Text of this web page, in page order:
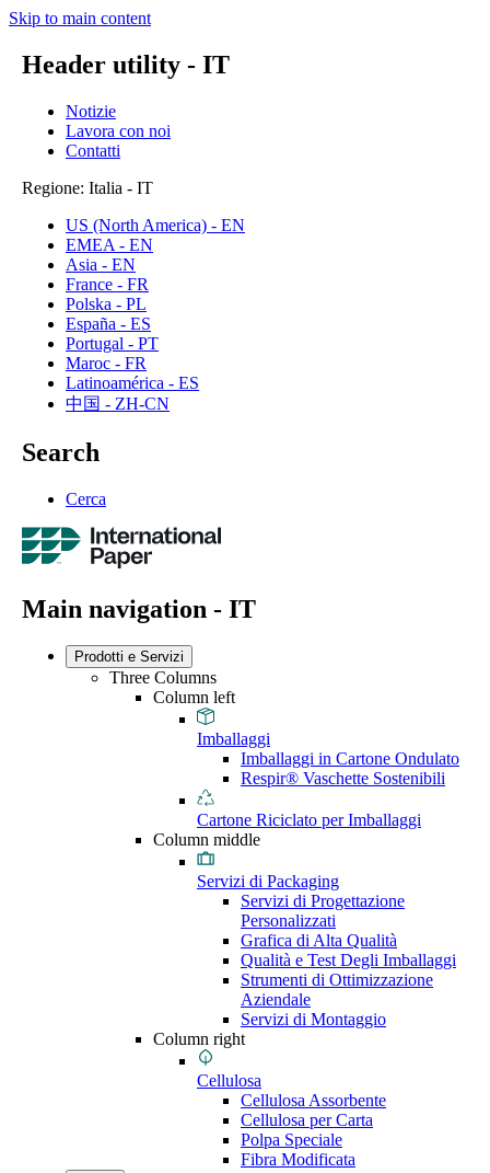
Skip to main content
Header utility - IT
Notizie
Lavora con noi
Contatti
Regione: Italia - IT
US (North America) - EN
EMEA - EN
Asia - EN
France - FR
Polska - PL
España - ES
Portugal - PT
Maroc - FR
Latinoamérica - ES
中国 - ZH-CN
Search
Cerca
Main navigation - IT
Prodotti e Servizi
Three Columns
Column left
Imballaggi
Imballaggi in Cartone Ondulato
Respir® Vaschette Sostenibili
Cartone Riciclato per Imballaggi
Column middle
Servizi di Packaging
Servizi di Progettazione
Personalizzati
Grafica di Alta Qualità
Qualità e Test Degli Imballaggi
Strumenti di Ottimizzazione
Aziendale
Servizi di Montaggio
Column right
Cellulosa
Cellulosa Assorbente
Cellulosa per Carta
Polpa Speciale
Fibra Modificata